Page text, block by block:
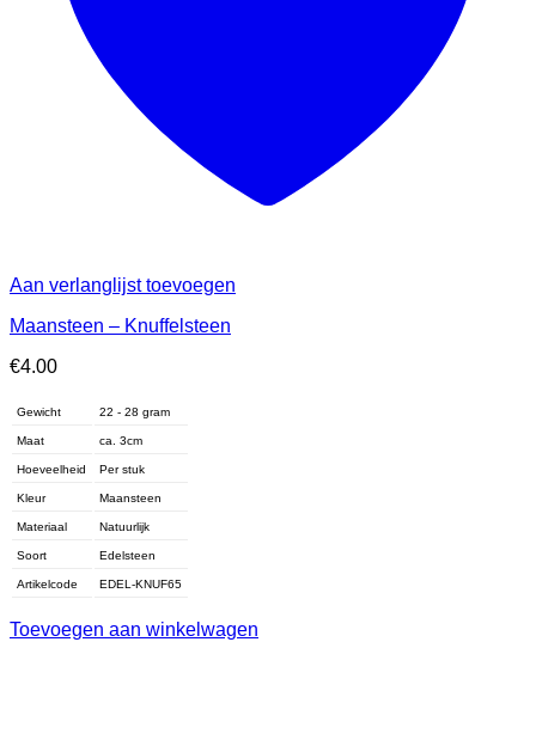
Aan verlanglijst toevoegen
Maansteen – Knuffelsteen
€4.00
Gewicht 22 - 28 gram
Maat ca. 3cm
Hoeveelheid Per stuk
Kleur Maansteen
Materiaal Natuurlijk
Soort Edelsteen
Artikelcode EDEL-KNUF65
Toevoegen aan winkelwagen